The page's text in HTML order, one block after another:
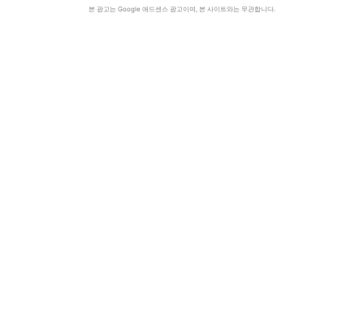
본 광고는 Google 애드센스 광고이며, 본 사이트와는 무관합니다.